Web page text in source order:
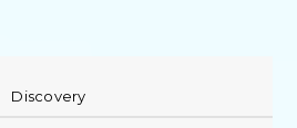
Discovery